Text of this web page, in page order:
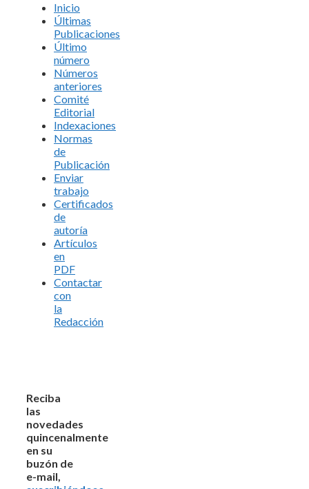
Inicio
Últimas
Publicaciones
Último
número
Números
anteriores
Comité
Editorial
Indexaciones
Normas
de
Publicación
Enviar
trabajo
Certificados
de
autoría
Artículos
en
PDF
Contactar
con
la
Redacción
Reciba
las
novedades
quincenalmente
en su
buzón de
e-mail,